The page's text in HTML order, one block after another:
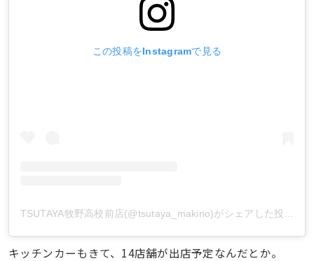
この投稿をInstagramで見る
TSUTAYA牧野高校前店(@tsutaya_makino)がシェアした投稿
キッチンカーもきて、14店舗が出店予定なんだとか。